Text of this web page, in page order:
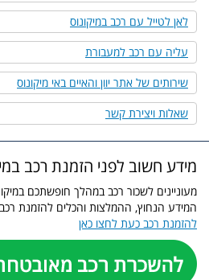
לאן לטייל עם רכב במיקונוס
עליה עם רכב למעבורת
שירותים של אתר יוון והאיים באי מיקונוס
שאלות ויצירת קשר
מידע חשוב לפני הזמנת רכב
מעוניינים לשכור רכב במהלך חופשתכם
המידע הנחוץ, ההמלצות והכלים להזמנת רכב
להזמנת רכב כעת לחצו כאן